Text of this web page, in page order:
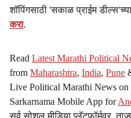
शॉपिंगसाठी 'सकाळ प्राईम
करा.
Read Latest Marathi Political
from Maharashtra, India, Pune
Live Political Marathi News
Sarkarnama Mobile App for
सर्व सोशल मीडिया प्लॅटफॉर्मवर.